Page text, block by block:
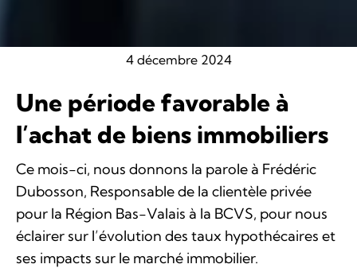
4 décembre 2024
Une période favorable à
l’achat de biens immobiliers
Ce mois-ci, nous donnons la parole à Frédéric
Dubosson, Responsable de la clientèle privée
pour la Région Bas-Valais à la BCVS, pour nous
éclairer sur l’évolution des taux hypothécaires et
ses impacts sur le marché immobilier.